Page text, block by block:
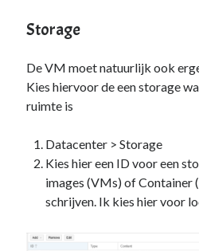
Storage
De VM moet natuurlijk ook
Kies hiervoor de een storage
ruimte is
Datacenter > Storage
Kies hier een ID voor een
images (VMs) of Container
schrijven. Ik kies hier voor